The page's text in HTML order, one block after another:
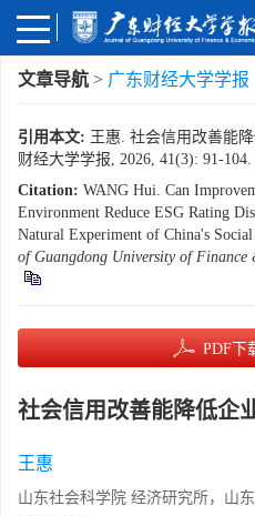
文章导航 > 广东财经大学学报
引用本文: 王惠. 社会信用改善能
财经大学学报, 2026, 41(3): 91-104.
Citation: WANG Hui. Can
Environment Reduce ESG Rating
Natural Experiment of China's
of Guangdong University of Finance
PDF下
社会信用改善能降低企
王惠
山东社会科学院 经济研究所，山